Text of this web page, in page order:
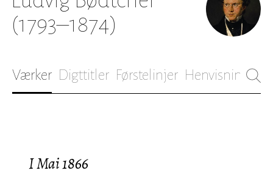
(1793–1874)
Værker Digttitler Førstelinjer Henvisninger
I Mai 1866